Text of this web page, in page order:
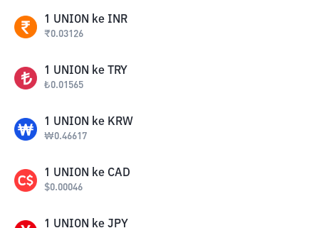
1 UNION ke INR
₹0.03126
1 UNION ke TRY
₺0.01565
1 UNION ke KRW
₩0.46617
1 UNION ke CAD
$0.00046
1 UNION ke JPY